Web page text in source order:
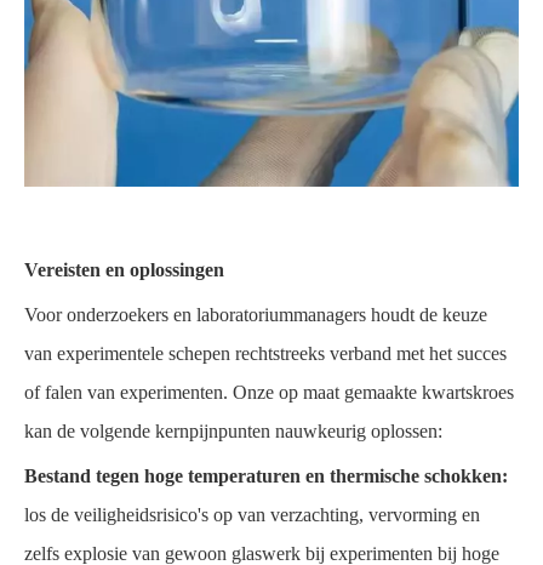
Vereisten en oplossingen
Voor onderzoekers en laboratoriummanagers houdt de keuze
van experimentele schepen rechtstreeks verband met het succes
of falen van experimenten. Onze op maat gemaakte kwartskroes
kan de volgende kernpijnpunten nauwkeurig oplossen:
Bestand tegen hoge temperaturen en thermische schokken:
los de veiligheidsrisico's op van verzachting, vervorming en
zelfs explosie van gewoon glaswerk bij experimenten bij hoge